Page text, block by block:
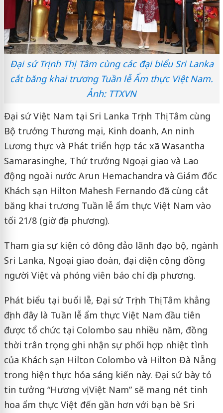
Đại sứ Trịnh Thị Tâm cùng các đại biểu Sri Lanka
cắt băng khai trương Tuần lễ Ẩm thực Việt Nam.
Ảnh: TTXVN
Đại sứ Việt Nam tại Sri Lanka Trịnh Thị Tâm cùng
Bộ trưởng Thương mại, Kinh doanh, An ninh
Lương thực và Phát triển hợp tác xã Wasantha
Samarasinghe, Thứ trưởng Ngoại giao và Lao
động ngoài nước Arun Hemachandra và Giám đốc
Khách sạn Hilton Mahesh Fernando đã cùng cắt
băng khai trương Tuần lễ ẩm thực Việt Nam vào
tối 21/8 (giờ địa phương).
Tham gia sự kiện có đông đảo lãnh đạo bộ, ngành
Sri Lanka, Ngoại giao đoàn, đại diện cộng đồng
người Việt và phóng viên báo chí địa phương.
Phát biểu tại buổi lễ, Đại sứ Trịnh Thị Tâm khẳng
định đây là Tuần lễ ẩm thực Việt Nam đầu tiên
được tổ chức tại Colombo sau nhiều năm, đồng
thời trân trọng ghi nhận sự phối hợp nhiệt tình
của Khách sạn Hilton Colombo và Hilton Đà Nẵng
trong hiện thực hóa sáng kiến này. Đại sứ bày tỏ
tin tưởng “Hương vị Việt Nam” sẽ mang nét tinh
hoa ẩm thực Việt đến gần hơn với bạn bè Sri